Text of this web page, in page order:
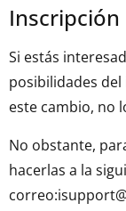
Inscripción
Si estás
posibilidades
este cambio, no
No obstante,
hacerlas a la